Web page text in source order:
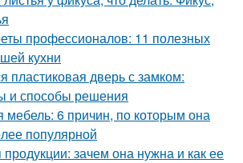
профессионалов: 11 полезных
кухни
пластиковая дверь с замком:
и способы решения
мебель: 6 причин, по которым она
популярной
зачем она нужна и как ее